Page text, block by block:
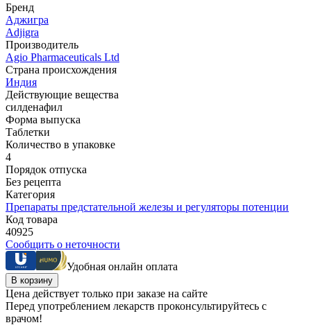
Бренд
Аджигра
Adjigra
Производитель
Agio Pharmaceuticals Ltd
Страна происхождения
Индия
Действующие вещества
силденафил
Форма выпуска
Таблетки
Количество в упаковке
4
Порядок отпуска
Без рецепта
Категория
Препараты предстательной железы и регуляторы потенции
Код товара
40925
Сообщить о неточности
Удобная онлайн оплата
В корзину
Цена действует только при заказе на сайте
Перед употреблением лекарств проконсультируйтесь с
врачом!